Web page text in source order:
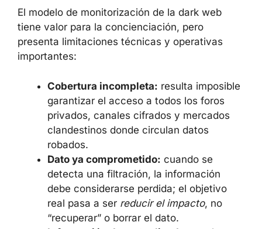
El modelo de monitorización de la dark web
tiene valor para la concienciación, pero
presenta limitaciones técnicas y operativas
importantes:
Cobertura incompleta: resulta
imposible garantizar el acceso a todos
los foros privados, canales cifrados y
mercados clandestinos donde circulan
datos robados.
Dato ya comprometido: cuando se
detecta una filtración, la información
debe considerarse perdida; el objetivo
real pasa a ser reducir el impacto, no
“recuperar” o borrar el dato.